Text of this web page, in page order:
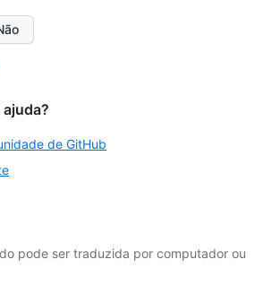
de GitHub
pode ser traduzida por computador ou